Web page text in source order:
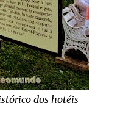
dos hotéis